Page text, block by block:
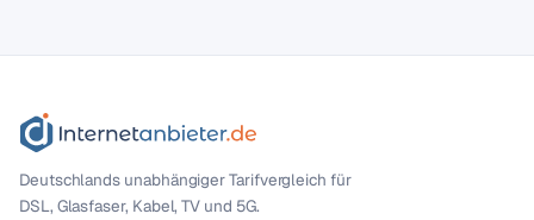
Deutschlands unabhängiger Tarif­vergleich für
DSL, Glasfaser, Kabel, TV und 5G.